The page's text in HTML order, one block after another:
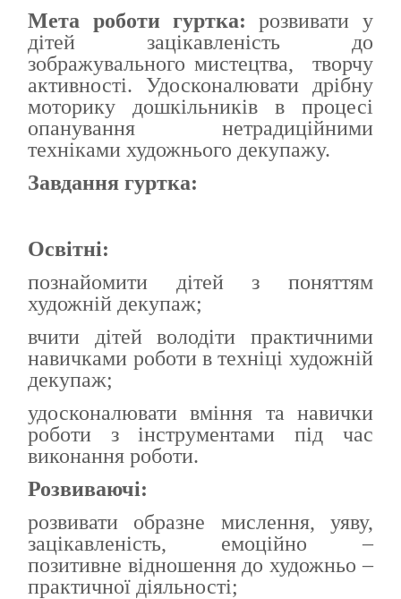
Мета роботи гуртка: розвивати у
дітей зацікавленість до
зображувального мистецтва, творчу
активності. Удосконалювати дрібну
моторику дошкільників в процесі
опанування нетрадиційними
техніками художнього декупажу.
Завдання гуртка:
Освітні:
познайомити дітей з поняттям
художній декупаж;
вчити дітей володіти практичними
навичками роботи в техніці художній
декупаж;
удосконалювати вміння та навички
роботи з інструментами під час
виконання роботи.
Розвиваючі:
розвивати образне мислення, уяву,
зацікавленість, емоційно –
позитивне відношення до художньо –
практичної діяльності;